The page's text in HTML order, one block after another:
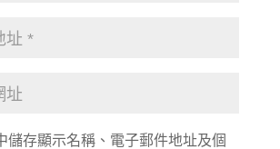
儲存顯示名稱、電子郵件地址及個